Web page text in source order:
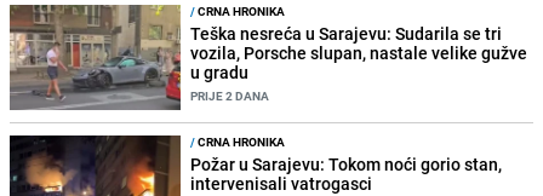
/CRNA HRONIKA
Teška nesreća u Sarajevu: Sudarila se tri
vozila, Porsche slupan, nastale velike gužve
u gradu
PRIJE 2 DANA
/CRNA HRONIKA
Požar u Sarajevu: Tokom noći gorio stan,
intervenisali vatrogasci